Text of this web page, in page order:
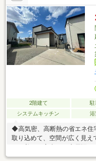
2階建て 駐
システムキッチン
浴
◆高気密、高断熱の省エネ
取り込めて、空間が広く見え
うな美しい室内です◆周辺に
店まで550m（徒歩7分）、